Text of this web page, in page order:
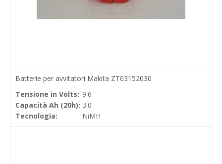
Batterie per avvitatori Makita ZT03152030
Tensione in Volts: 9.6
Capacità Ah (20h): 3.0
Tecnologia:
NiMH